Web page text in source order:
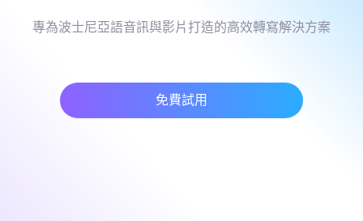
專為波士尼亞語音訊與影片打造的高效轉寫解決方案
免費試用